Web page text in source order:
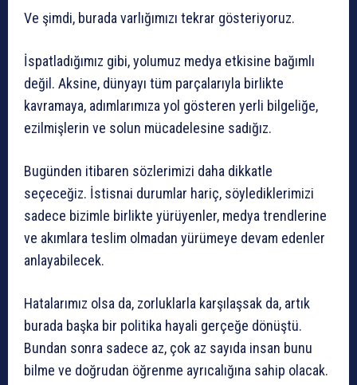
Ve şimdi, burada varlığımızı tekrar gösteriyoruz.
İspatladığımız gibi, yolumuz medya etkisine bağımlı
değil. Aksine, dünyayı tüm parçalarıyla birlikte
kavramaya, adımlarımıza yol gösteren yerli bilgeliğe,
ezilmişlerin ve solun mücadelesine sadığız.
Bugünden itibaren sözlerimizi daha dikkatle
seçeceğiz. İstisnai durumlar hariç, söylediklerimizi
sadece bizimle birlikte yürüyenler, medya trendlerine
ve akımlara teslim olmadan yürümeye devam edenler
anlayabilecek.
Hatalarımız olsa da, zorluklarla karşılaşsak da, artık
burada başka bir politika hayali gerçeğe dönüştü.
Bundan sonra sadece az, çok az sayıda insan bunu
bilme ve doğrudan öğrenme ayrıcalığına sahip olacak.